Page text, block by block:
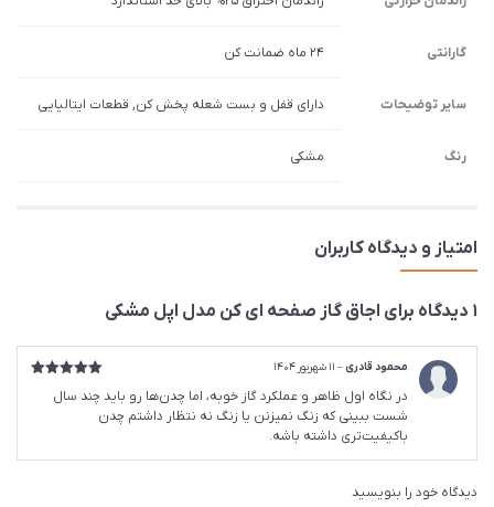
گارانتی 24 ماه ضمانت کن
سایر توضیحات دارای قفل و بست شعله پخش کن, قطعات ایتالیایی
رنگ مشکی
امتیاز و دیدگاه کاربران
1 دیدگاه برای اجاق گاز صفحه ای کن مدل اپل مشکی
5
محمود قادری– 11 شهریور 1404
در نگاه اول ظاهر و عملکرد گاز خوبه، اما چدن‌ها رو باید چند سال
شست ببینی که زنگ نمیزنن یا زنگ نه نتظار داشتم چدن
باکیفیت‌تری داشته باشه.
دیدگاه خود را بنویسید